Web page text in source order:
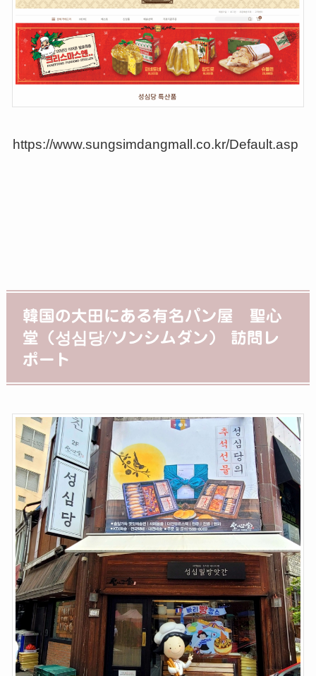
https://www.sungsimdangmall.co.kr/Default.asp
韓国の大田にある有名パン屋 聖心
堂（성심당/ソンシムダン） 訪問レ
ポート